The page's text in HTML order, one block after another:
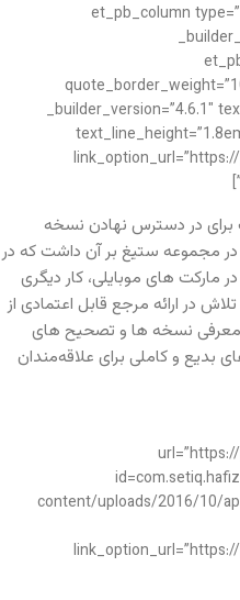
[/et_pb_blurb][/et_pb_column][et_pb_column
_builder_version=”4.6.1″
برای در دسترس نهادن نسخه
مجموعه ستیغ بر آن داشت که در
مارکت های موبایلی، کار دیگری
در ارائه مرجع قابل اعتمادی از
معرفی نسخه ها و تصحیح های
و کاملی برای علاقه‌مندان
content/uploads/2016/10/